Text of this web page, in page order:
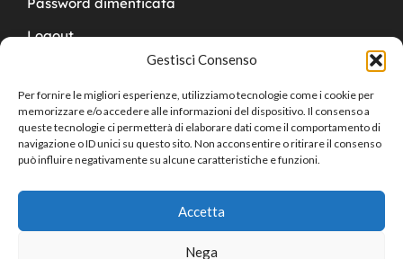
Gestisci Consenso
Per fornire le migliori esperienze, utilizziamo tecnologie come i cookie per
memorizzare e/o accedere alle informazioni del dispositivo. Il consenso a
queste tecnologie ci permetterà di elaborare dati come il comportamento di
navigazione o ID unici su questo sito. Non acconsentire o ritirare il consenso
può influire negativamente su alcune caratteristiche e funzioni.
Accetta
Nega
Logout
Copyright © 2024 Cucchy Gioielleria